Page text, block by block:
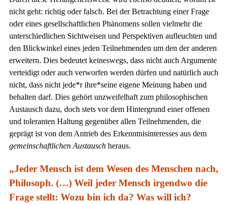
nicht geht: richtig oder falsch. Bei der Betrachtung einer Frage
oder eines gesellschaftlichen Phänomens sollen vielmehr die
unterschiedlichen Sichtweisen und Perspektiven aufleuchten und
den Blickwinkel eines jeden Teilnehmenden um den der anderen
erweitern. Dies bedeutet keineswegs, dass nicht auch Argumente
verteidigt oder auch verworfen werden dürfen und natürlich auch
nicht, dass nicht jede*r ihre*seine eigene Meinung haben und
behalten darf. Dies gehört unzweifelhaft zum philosophischen
Austausch dazu, doch stets vor dem Hintergrund einer offenen
und toleranten Haltung gegenüber allen Teilnehmenden, die
geprägt ist von dem Antrieb des Erkenntnisinteresses aus dem
gemeinschaftlichen Austausch heraus.
„Jeder Mensch ist dem Wesen des Menschen nach,
Philosoph. (…) Weil jeder Mensch irgendwo die
Frage stellt: Wozu bin ich da? Was will ich?